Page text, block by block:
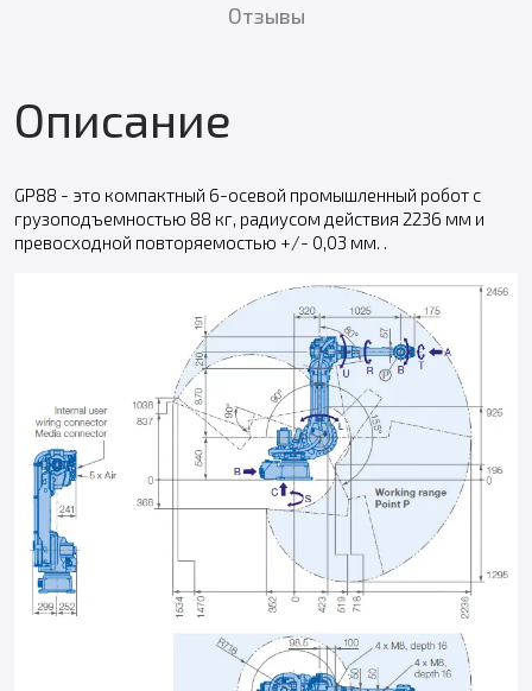
Отзывы
Описание
GP88 - это компактный 6-осевой промышленный робот с
грузоподъемностью 88 кг, радиусом действия 2236 мм и
превосходной повторяемостью +/- 0,03 мм. .